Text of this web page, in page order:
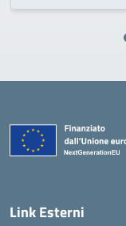
Link Esterni